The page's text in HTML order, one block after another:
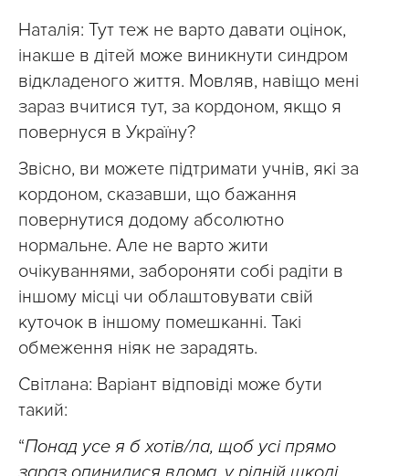
Наталія: Тут теж не варто давати оцінок,
інакше в дітей може виникнути синдром
відкладеного життя. Мовляв, навіщо мені
зараз вчитися тут, за кордоном, якщо я
повернуся в Україну?
Звісно, ви можете підтримати учнів, які за
кордоном, сказавши, що бажання
повернутися додому абсолютно
нормальне. Але не варто жити
очікуваннями, забороняти собі радіти в
іншому місці чи облаштовувати свій
куточок в іншому помешканні. Такі
обмеження ніяк не зарадять.
Світлана: Варіант відповіді може бути
такий:
“Понад усе я б хотів/ла, щоб усі прямо